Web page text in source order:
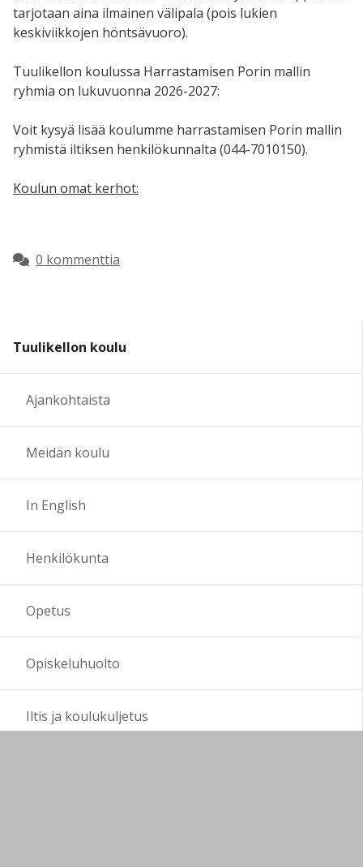
tarjotaan aina ilmainen välipala (pois lukien
keskiviikkojen höntsävuoro).
Tuulikellon koulussa Harrastamisen Porin mallin
ryhmia on lukuvuonna 2026-2027:
Voit kysyä lisää koulumme harrastamisen Porin mallin
ryhmistä iltiksen henkilökunnalta (044-7010150).
Koulun omat kerhot:
0 kommenttia
Tuulikellon koulu
Ajankohtaista
Meidän koulu
In English
Henkilökunta
Opetus
Opiskeluhuolto
Iltis ja koulukuljetus